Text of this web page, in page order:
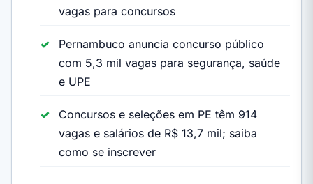
vagas para concursos
Pernambuco anuncia concurso público
com 5,3 mil vagas para segurança, saúde
e UPE
Concursos e seleções em PE têm 914
vagas e salários de R$ 13,7 mil; saiba
como se inscrever